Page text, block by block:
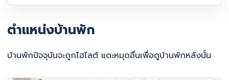
ตำแหน่งบ้านพัก
บ้านพักปัจจุบันจะถูกไฮไลต์ แตะหมุดอื่นเพื่อดูบ้านพักหลังนั้น